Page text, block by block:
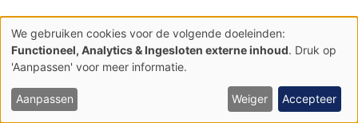
Langere ruiterroutes
Gebruik
van
persoonsgegevens
cookies
We gebruiken cookies voor de volgende doeleinden:
Functioneel, Analytics & Ingesloten externe inhoud. Druk op
'Aanpassen' voor meer informatie.
Aanpassen Weiger Accepteer